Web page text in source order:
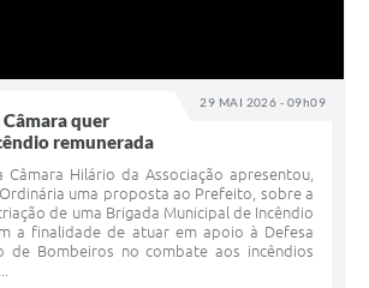
29 MAI 2026 - 09h09
quer
remunerada
Câmara Hilário da Associação apresentou,
uma proposta ao Prefeito, sobre a
de uma Brigada Municipal de Incêndio
a finalidade de atuar em apoio à Defesa
de Bombeiros no combate aos incêndios